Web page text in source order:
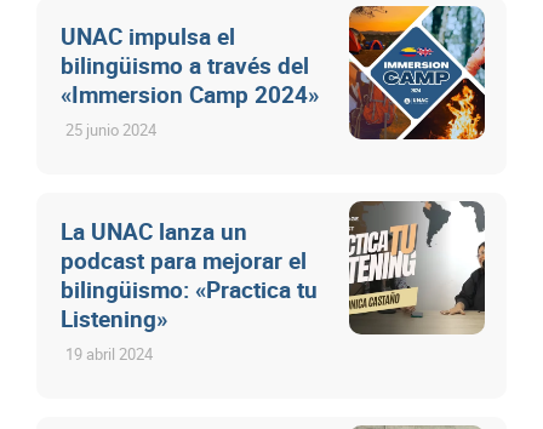
UNAC impulsa el
bilingüismo a través del
«Immersion Camp 2024»
25 junio 2024
La UNAC lanza un
podcast para mejorar el
bilingüismo: «Practica tu
Listening»
19 abril 2024